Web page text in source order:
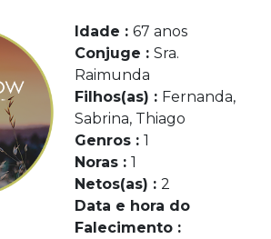
Idade : 67 anos
Conjuge : Sra.
Raimunda
Filhos(as) : Fernanda,
Sabrina, Thiago
Genros : 1
Noras : 1
Netos(as) : 2
Data e hora do
Falecimento :